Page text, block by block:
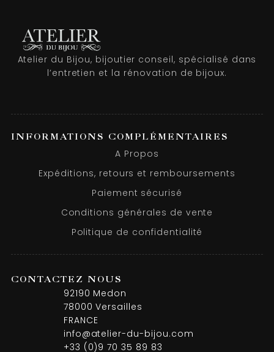
Atelier du Bijou, bijoutier conseil, spécialisé dans
l’entretien et la rénovation de bijoux.
INFORMATIONS COMPLÉMENTAIRES
A Propos
Expéditions, retours et remboursements
Paiement sécurisé
Conditions générales de vente
Politique de confidentialité
CONTACTEZ NOUS
92190 Medon
78000 Versailles
FRANCE
info@atelier-du-bijou.com
+33 (0)9 70 35 89 83